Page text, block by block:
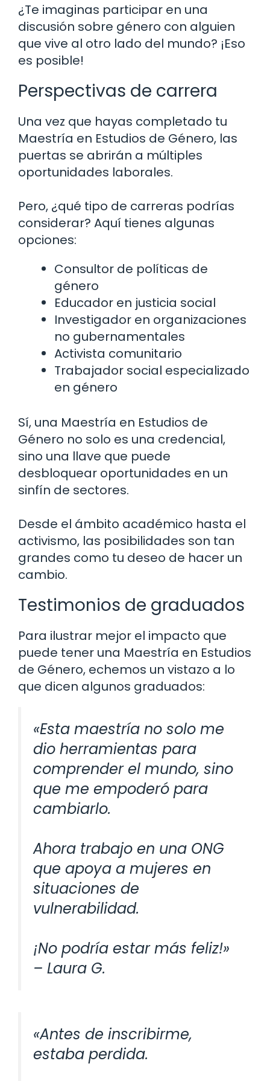
¿Te imaginas participar en una
discusión sobre género con alguien
que vive al otro lado del mundo? ¡Eso
es posible!
Perspectivas de carrera
Una vez que hayas completado tu
Maestría en Estudios de Género, las
puertas se abrirán a múltiples
oportunidades laborales.
Pero, ¿qué tipo de carreras podrías
considerar? Aquí tienes algunas
opciones:
Consultor de políticas de
género
Educador en justicia social
Investigador en organizaciones
no gubernamentales
Activista comunitario
Trabajador social especializado
en género
Sí, una Maestría en Estudios de
Género no solo es una credencial,
sino una llave que puede
desbloquear oportunidades en un
sinfín de sectores.
Desde el ámbito académico hasta el
activismo, las posibilidades son tan
grandes como tu deseo de hacer un
cambio.
Testimonios de graduados
Para ilustrar mejor el impacto que
puede tener una Maestría en Estudios
de Género, echemos un vistazo a lo
que dicen algunos graduados:
«Esta maestría no solo me
dio herramientas para
comprender el mundo, sino
que me empoderó para
cambiarlo.
Ahora trabajo en una ONG
que apoya a mujeres en
situaciones de
vulnerabilidad.
¡No podría estar más feliz!»
– Laura G.
«Antes de inscribirme,
estaba perdida.